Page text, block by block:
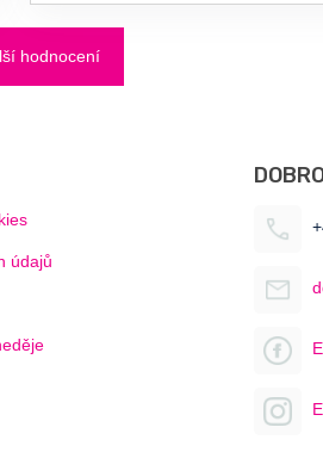
hodnocení
údajů